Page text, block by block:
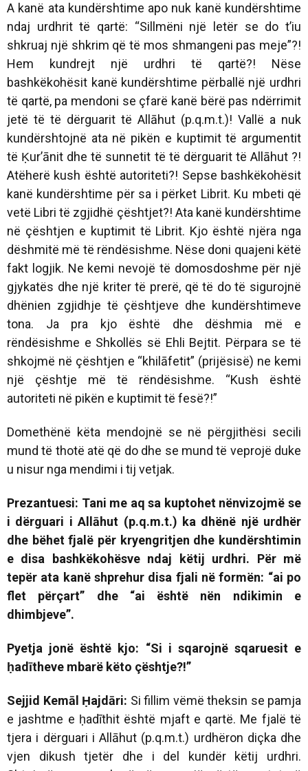
A kanë ata kundërshtime apo nuk kanë kundërshtime
ndaj urdhrit të qartë: “Sillmëni një letër se do t’iu
shkruaj një shkrim që të mos shmangeni pas meje”?!
Hem kundrejt një urdhri të qartë?! Nëse
bashkëkohësit kanë kundërshtime përballë një urdhri
të qartë, pa mendoni se çfarë kanë bërë pas ndërrimit
jetë të të dërguarit të Allāhut (p.q.m.t.)! Vallë a nuk
kundërshtojnë ata në pikën e kuptimit të argumentit
të Ḳur’ānit dhe të sunnetit të të dërguarit të Allāhut ?!
Atëherë kush është autoriteti?! Sepse bashkëkohësit
kanë kundërshtime për sa i përket Librit. Ku mbeti që
vetë Libri të zgjidhë çështjet?! Ata kanë kundërshtime
në çështjen e kuptimit të Librit. Kjo është njëra nga
dëshmitë më të rëndësishme. Nëse doni quajeni këtë
fakt logjik. Ne kemi nevojë të domosdoshme për një
gjykatës dhe një kriter të prerë, që të do të sigurojnë
dhënien zgjidhje të çështjeve dhe kundërshtimeve
tona. Ja pra kjo është dhe dëshmia më e
rëndësishme e Shkollës së Ehli Bejtit. Përpara se të
shkojmë në çështjen e “khilāfetit” (prijësisë) ne kemi
një çështje më të rëndësishme. “Kush është
autoriteti në pikën e kuptimit të fesë?!”
Domethënë këta mendojnë se në përgjithësi secili
mund të thotë atë që do dhe se mund të veprojë duke
u nisur nga mendimi i tij vetjak.
Prezantuesi: Tani me aq sa kuptohet nënvizojmë se
i dërguari i Allāhut (p.q.m.t.) ka dhënë një urdhër
dhe bëhet fjalë për kryengritjen dhe kundërshtimin
e disa bashkëkohësve ndaj këtij urdhri. Për më
tepër ata kanë shprehur disa fjali në formën: “ai po
flet përçart” dhe “ai është nën ndikimin e
dhimbjeve”.
Pyetja jonë është kjo: “Si i sqarojnë sqaruesit e
ḥadītheve mbarë këto çështje?!”
Sejjid Kemāl Ḥajdāri: Si fillim vëmë theksin se pamja
e jashtme e ḥadīthit është mjaft e qartë. Me fjalë të
tjera i dërguari i Allāhut (p.q.m.t.) urdhëron diçka dhe
vjen dikush tjetër dhe i del kundër këtij urdhri.